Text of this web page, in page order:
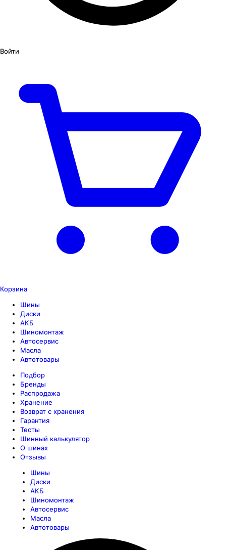
Войти
Корзина
Шины
Диски
АКБ
Шиномонтаж
Автосервис
Масла
Автотовары
Подбор
Бренды
Распродажа
Хранение
Возврат с хранения
Гарантия
Тесты
Шинный калькулятор
О шинах
Отзывы
Шины
Диски
АКБ
Шиномонтаж
Автосервис
Масла
Автотовары